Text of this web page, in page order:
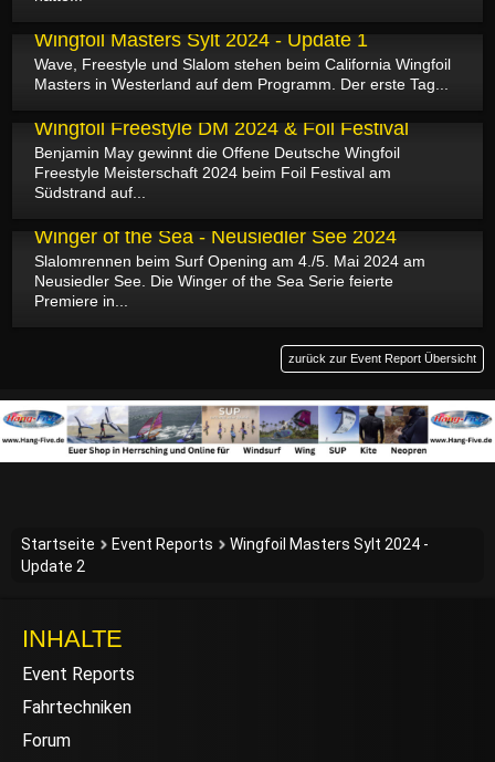
Wingfoil Masters Sylt 2024 - Update 1
Wave, Freestyle und Slalom stehen beim California Wingfoil
Masters in Westerland auf dem Programm. Der erste Tag...
Wingfoil Freestyle DM 2024 & Foil Festival
Benjamin May gewinnt die Offene Deutsche Wingfoil
Freestyle Meisterschaft 2024 beim Foil Festival am
Südstrand auf...
Winger of the Sea - Neusiedler See 2024
Slalomrennen beim Surf Opening am 4./5. Mai 2024 am
Neusiedler See. Die Winger of the Sea Serie feierte
Premiere in...
zurück zur Event Report Übersicht
Startseite Event Reports
Wingfoil Masters Sylt 2024 -
Update 2
INHALTE
Event Reports
Fahrtechniken
Forum